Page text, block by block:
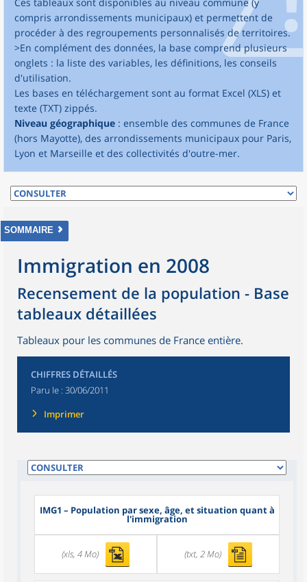
compris arrondissements municipaux) et permettent de
procéder à des regroupements personnalisés de territoires.
>En complément des données, la base comprend plusieurs
onglets : la liste des variables, les définitions, les conseils
d'utilisation.
Les bases en téléchargement sont au format Excel (XLS) et
texte (TXT) zippés.
Niveau géographique : ensemble des communes de France
(hors Mayotte), des arrondissements municipaux pour Paris,
Lyon et Marseille et des collectivités d'outre-mer.
SOMMAIRE
Immigration en 2008
Recensement de la population - Base
tableaux détaillées
Tableaux pour les communes de France entière.
CHIFFRES DÉTAILLÉS
Paru le : 30/06/2011
Imprimer
IMG1 – Population par sexe, âge, et situation quant à
l'immigration
(xls, 4 Mo) (txt, 2 Mo)